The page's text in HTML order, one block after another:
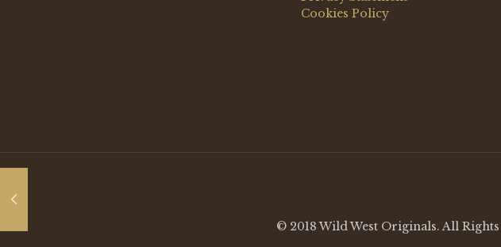
Cookies Policy
© 2018 Wild West Originals. All